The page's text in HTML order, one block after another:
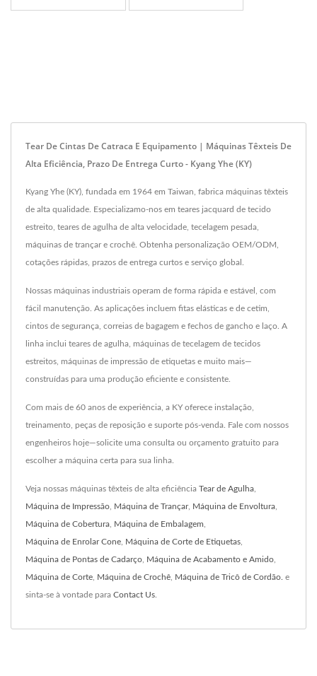
Tear De Cintas De Catraca E Equipamento | Máquinas Têxteis De
Alta Eficiência, Prazo De Entrega Curto - Kyang Yhe (KY)
Kyang Yhe (KY), fundada em 1964 em Taiwan, fabrica máquinas têxteis
de alta qualidade. Especializamo-nos em teares jacquard de tecido
estreito, teares de agulha de alta velocidade, tecelagem pesada,
máquinas de trançar e crochê. Obtenha personalização OEM/ODM,
cotações rápidas, prazos de entrega curtos e serviço global.
Nossas máquinas industriais operam de forma rápida e estável, com
fácil manutenção. As aplicações incluem fitas elásticas e de cetim,
cintos de segurança, correias de bagagem e fechos de gancho e laço. A
linha inclui teares de agulha, máquinas de tecelagem de tecidos
estreitos, máquinas de impressão de etiquetas e muito mais—
construídas para uma produção eficiente e consistente.
Com mais de 60 anos de experiência, a KY oferece instalação,
treinamento, peças de reposição e suporte pós-venda. Fale com nossos
engenheiros hoje—solicite uma consulta ou orçamento gratuito para
escolher a máquina certa para sua linha.
Veja nossas máquinas têxteis de alta eficiência Tear de Agulha
Máquina de Impressão Máquina de Trançar, Máquina de Envoltura
Máquina de Cobertura Máquina de Embalagem
Máquina de Enrolar Cone Máquina de Corte de Etiquetas
Máquina de Pontas de Cadarço Máquina de Acabamento e Amido
Máquina de Corte Máquina de Crochê Máquina de Tricô de Cordão. e
sinta-se à vontade para Contact Us